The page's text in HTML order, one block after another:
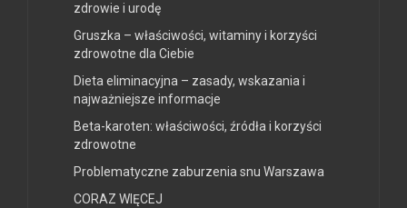
zdrowie i urodę
Gruszka – właściwości, witaminy i korzyści
zdrowotne dla Ciebie
Dieta eliminacyjna – zasady, wskazania i
najważniejsze informacje
Beta-karoten: właściwości, źródła i korzyści
zdrowotne
Problematyczne zaburzenia snu Warszawa
CORAZ WIĘCEJ